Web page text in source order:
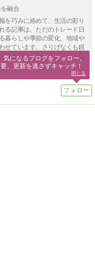
融合
を巧みに絡めて、生活の彩り
る記事は、ただのトレード日
暮らしや季節の変化、地域や
せています。さりげなくも鋭
味を静かに拾い上げているの
気になるブログをフォロー。
。更新を逃さずキャッチ！
閉じる